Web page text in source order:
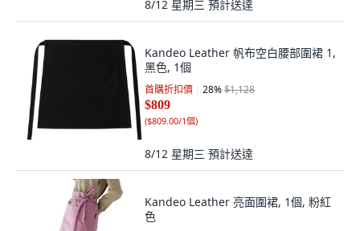
8/12 星期三 預計送達
Kandeo Leather 帆布空白腰部圍裙 1,
黑色, 1個
首購折扣價 28%$1,128
$809
($809.00/1個)
8/12 星期三 預計送達
Kandeo Leather 亮面圍裙, 1個, 粉紅
色